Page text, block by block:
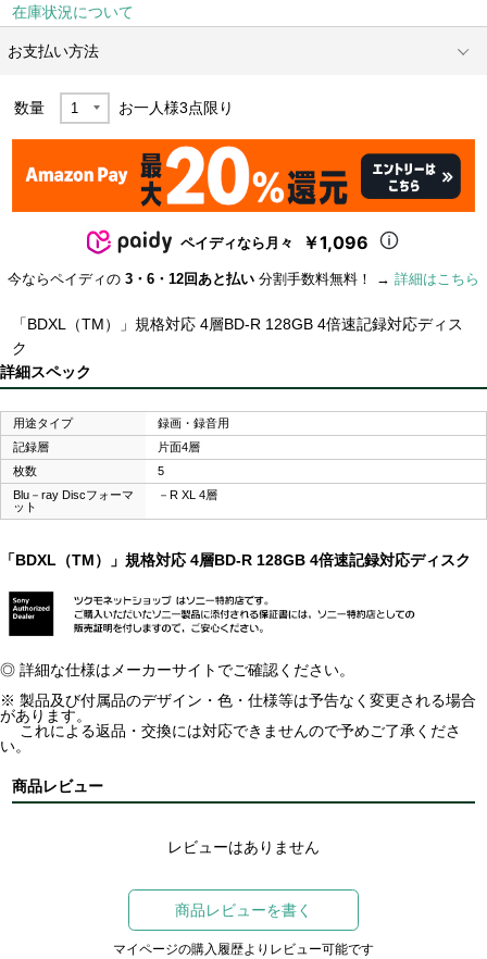
在庫状況について
お支払い方法
数量 お一人様3点限り
ペイディなら月々 ￥1,096
今ならペイディの 3・6・12回あと払い 分割手数料無料！ → 詳細はこちら
「BDXL（TM）」規格対応 4層BD-R 128GB 4倍速記録対応ディス
ク
詳細スペック
用途タイプ
録画・録音用
記録層
片面4層
枚数
5
Blu－ray Discフォーマ
ット
－R XL 4層
「BDXL（TM）」規格対応 4層BD-R 128GB 4倍速記録対応ディスク
◎ 詳細な仕様はメーカーサイトでご確認ください。
※ 製品及び付属品のデザイン・色・仕様等は予告なく変更される場合
があります。
これによる返品・交換には対応できませんので予めご了承くださ
い。
商品レビュー
レビューはありません
商品レビューを書く
マイページの購入履歴よりレビュー可能です